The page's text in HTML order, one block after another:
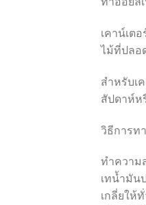
เคาน์เต
ไม้ที่ปลอ
สำหรับเ
สัปดาห์ห
วิธีการท
ทำความ
เทน้ำมัน
เกลี่ยให้